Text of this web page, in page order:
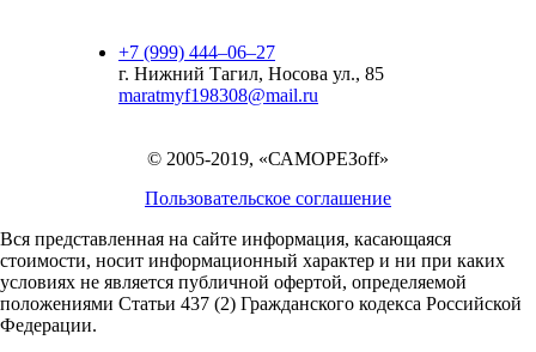
+7 (999) 444‒06‒27
г. Нижний Тагил, Носова ул., 85
maratmyf198308@mail.ru
© 2005-2019, «САМОРЕЗoff»
Пользовательское соглашение
Вся представленная на сайте информация, касающаяся
стоимости, носит информационный характер и ни при каких
условиях не является публичной офертой, определяемой
положениями Статьи 437 (2) Гражданского кодекса Российской
Федерации.